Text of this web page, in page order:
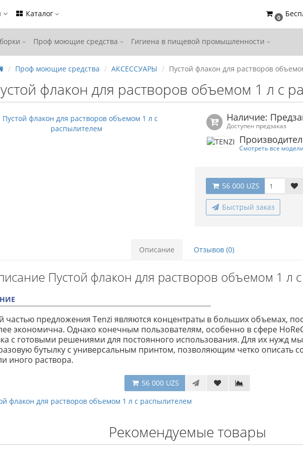
Каталог 0
Проф моющие средства Гигиена в пищевой промышленности
Проф моющие средства АКСЕССУАРЫ Пустой флакон для растворов
флакон для растворов объемом 1 л с
Наличие:
Доступен предзаказ
Смотреть все модели
56 000 UZS
Быстрый заказ
Описание Отзывов (0)
Пустой флакон для растворов объемом 1 л
частью предложения Tenzi являются концентраты в больших объемах,
экономична. Однако конечным пользователям, особенно в сфере
с готовыми решениями для постоянного использования. Для их нужд
бутылку с универсальным принтом, позволяющим четко описать
иного раствора.
56 000 UZS
флакон для растворов объемом 1 л с распылителем
Рекомендуемые товары